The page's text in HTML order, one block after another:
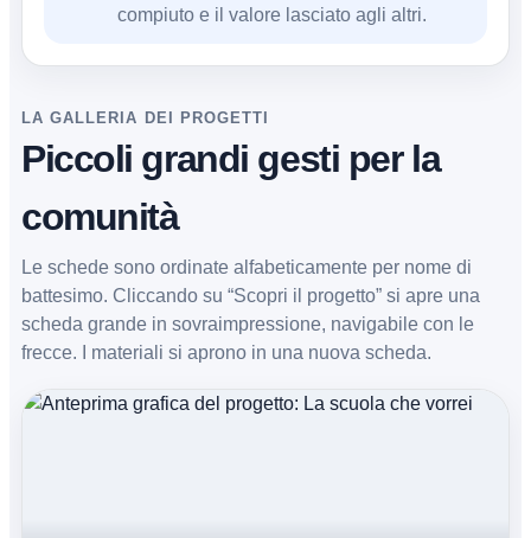
compiuto e il valore lasciato agli altri.
LA GALLERIA DEI PROGETTI
Piccoli grandi gesti per la
comunità
Le schede sono ordinate alfabeticamente per nome di
battesimo. Cliccando su “Scopri il progetto” si apre una
scheda grande in sovraimpressione, navigabile con le
frecce. I materiali si aprono in una nuova scheda.